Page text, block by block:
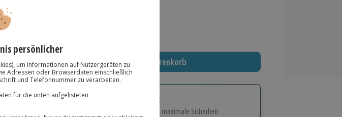
In den Warenkorb
Immer das richtige Geschenk:
Große Auswahl, volle Flexibilität und maximale Sicherheit